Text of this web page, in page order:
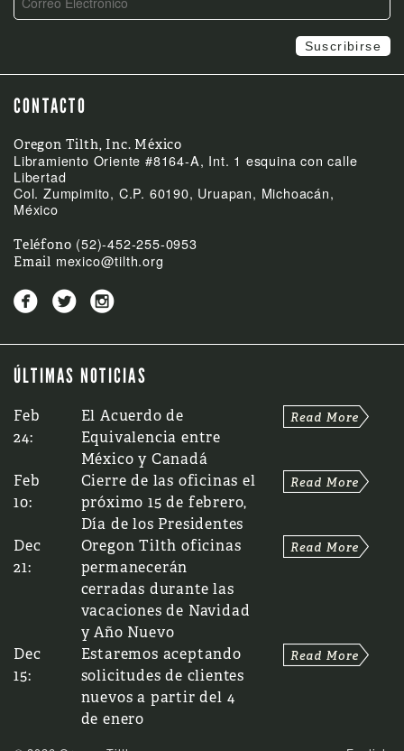
CONTACTO
Oregon Tilth, Inc. México
Libramiento Oriente #8164-A, Int. 1 esquina con calle
Libertad
Col. Zumpimito, C.P. 60190, Uruapan, Michoacán,
México
Teléfono (52)-452-255-0953
Email mexico@tilth.org
  
ÚLTIMAS NOTICIAS
Feb
24:
El Acuerdo de
Equivalencia entre
México y Canadá
Feb
10:
Cierre de las oficinas el
próximo 15 de febrero,
Día de los Presidentes
Dec
21:
Oregon Tilth oficinas
permanecerán
cerradas durante las
vacaciones de Navidad
y Año Nuevo
Dec
15:
Estaremos aceptando
solicitudes de clientes
nuevos a partir del 4
de enero